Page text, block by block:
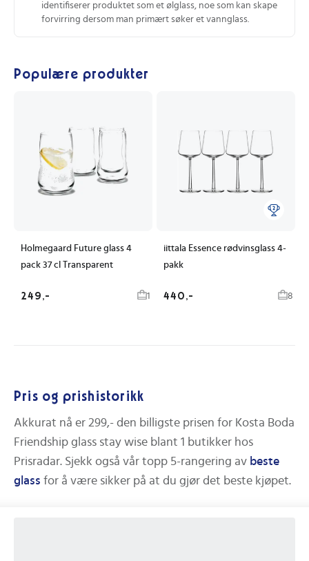
identifiserer produktet som et ølglass, noe som kan skape
forvirring dersom man primært søker et vannglass.
Populære produkter
Holmegaard Future glass 4
pack 37 cl Transparent
249,- 1
iittala Essence rødvinsglass 4-
pakk
440,- 8
Pris og prishistorikk
Akkurat nå er 299,- den billigste prisen for Kosta Boda
Friendship glass stay wise blant 1 butikker hos
Prisradar. Sjekk også vår topp 5-rangering av beste
glass for å være sikker på at du gjør det beste kjøpet.